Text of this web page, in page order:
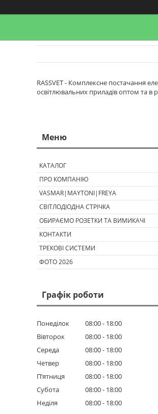
RASSVET - Комплексне постачання
освітлювальних приладів оптом та в
КАТАЛОГ
ПРО КОМПАНІЮ
VASMAR|MAYTONI|FREYA
СВІТЛОДІОДНА СТРІЧКА
ОБИРАЄМО РОЗЕТКИ ТА ВИМИКАЧІ
КОНТАКТИ
ТРЕКОВІ СИСТЕМИ
ФОТО 2026
Графік роботи
Понеділок 08:00
18:00
Вівторок
08:00
18:00
Середа
08:00
18:00
Четвер
08:00
18:00
Пʼятниця
08:00
18:00
Субота
08:00
18:00
Неділя
08:00 18:00